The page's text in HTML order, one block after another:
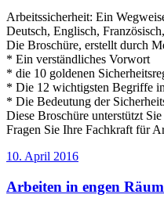
Arbeitssicherheit: Ein
Deutsch, Englisch,
Die Broschüre, erstellt durch
* Ein verständliches Vorwort
* die 10 goldenen
* Die 12 wichtigsten Begriffe
* Die Bedeutung der
Diese Broschüre unterstützt
Fragen Sie Ihre Fachkraft für
Veröffentlicht
10. April 2016
Arbeiten in engen